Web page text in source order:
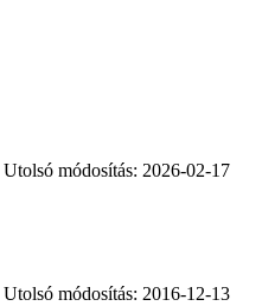
módosítás: 2026-02-17
módosítás: 2016-12-13